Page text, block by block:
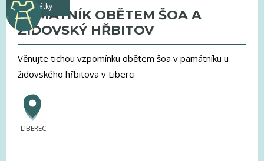
památky
PAMÁTNÍK OBĚTEM ŠOA A
ŽIDOVSKÝ HŘBITOV
Věnujte tichou vzpomínku obětem šoa v památníku u
židovského hřbitova v Liberci
LIBEREC